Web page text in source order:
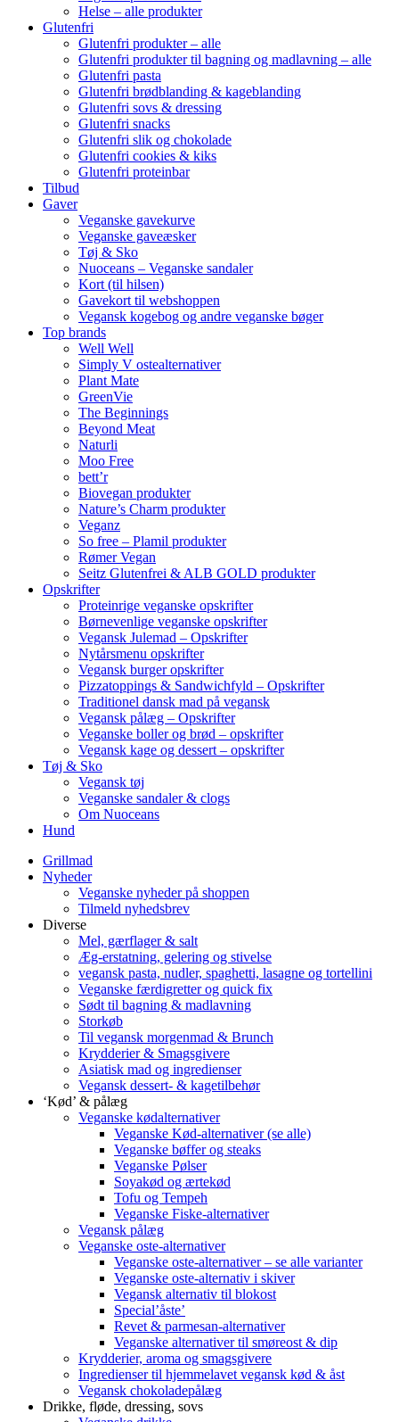
Helse – alle produkter
Glutenfri
Glutenfri produkter – alle
Glutenfri produkter til bagning og madlavning – alle
Glutenfri pasta
Glutenfri brødblanding & kageblanding
Glutenfri sovs & dressing
Glutenfri snacks
Glutenfri slik og chokolade
Glutenfri cookies & kiks
Glutenfri proteinbar
Tilbud
Gaver
Veganske gavekurve
Veganske gaveæsker
Tøj & Sko
Nuoceans – Veganske sandaler
Kort (til hilsen)
Gavekort til webshoppen
Vegansk kogebog og andre veganske bøger
Top brands
Well Well
Simply V ostealternativer
Plant Mate
GreenVie
The Beginnings
Beyond Meat
Naturli
Moo Free
bett’r
Biovegan produkter
Nature’s Charm produkter
Veganz
So free – Plamil produkter
Rømer Vegan
Seitz Glutenfrei & ALB GOLD produkter
Opskrifter
Proteinrige veganske opskrifter
Børnevenlige veganske opskrifter
Vegansk Julemad – Opskrifter
Nytårsmenu opskrifter
Vegansk burger opskrifter
Pizzatoppings & Sandwichfyld – Opskrifter
Traditionel dansk mad på vegansk
Vegansk pålæg – Opskrifter
Veganske boller og brød – opskrifter
Vegansk kage og dessert – opskrifter
Tøj & Sko
Vegansk tøj
Veganske sandaler & clogs
Om Nuoceans
Hund
Grillmad
Nyheder
Veganske nyheder på shoppen
Tilmeld nyhedsbrev
Diverse
Mel, gærflager & salt
Æg-erstatning, gelering og stivelse
vegansk pasta, nudler, spaghetti, lasagne og tortellini
Veganske færdigretter og quick fix
Sødt til bagning & madlavning
Storkøb
Til vegansk morgenmad & Brunch
Krydderier & Smagsgivere
Asiatisk mad og ingredienser
Vegansk dessert- & kagetilbehør
‘Kød’ & pålæg
Veganske kødalternativer
Veganske Kød-alternativer (se alle)
Veganske bøffer og steaks
Veganske Pølser
Soyakød og ærtekød
Tofu og Tempeh
Veganske Fiske-alternativer
Vegansk pålæg
Veganske oste-alternativer
Veganske oste-alternativer – se alle varianter
Veganske oste-alternativ i skiver
Vegansk alternativ til blokost
Special’åste’
Revet & parmesan-alternativer
Veganske alternativer til smøreost & dip
Krydderier, aroma og smagsgivere
Ingredienser til hjemmelavet vegansk kød & åst
Vegansk chokoladepålæg
Drikke, fløde, dressing, sovs